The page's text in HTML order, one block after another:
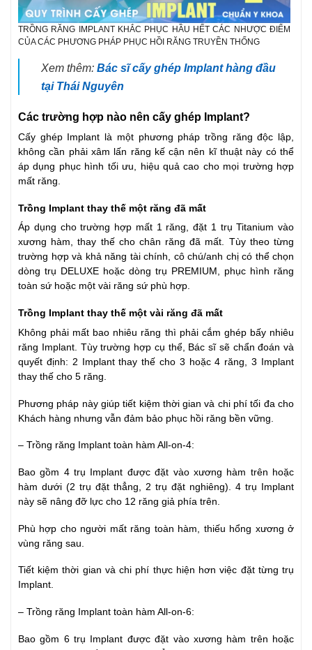
TRỒNG RĂNG IMPLANT KHẮC PHỤC HẦU HẾT CÁC NHƯỢC ĐIỂM
CỦA CÁC PHƯƠNG PHÁP PHỤC HỒI RĂNG TRUYỀN THỐNG
Xem thêm: Bác sĩ cấy ghép Implant hàng đầu
tại Thái Nguyên
Các trường hợp nào nên cấy ghép Implant?
Cấy ghép Implant là một phương pháp trồng răng độc lập,
không cần phải xâm lấn răng kế cận nên kĩ thuật này có thể
áp dụng phục hình tối ưu, hiệu quả cao cho mọi trường hợp
mất răng.
Trồng Implant thay thế một răng đã mất
Áp dụng cho trường hợp mất 1 răng, đặt 1 trụ Titanium vào
xương hàm, thay thế cho chân răng đã mất. Tùy theo từng
trường hợp và khả năng tài chính, cô chú/anh chị có thể chọn
dòng trụ DELUXE hoặc dòng trụ PREMIUM, phục hình răng
toàn sứ hoặc một vài răng sứ phù hợp.
Trồng Implant thay thế một vài răng đã mất
Không phải mất bao nhiêu răng thì phải cắm ghép bấy nhiêu
răng Implant. Tùy trường hợp cụ thể, Bác sĩ sẽ chẩn đoán và
quyết định: 2 Implant thay thế cho 3 hoặc 4 răng, 3 Implant
thay thế cho 5 răng.
Phương pháp này giúp tiết kiệm thời gian và chi phí tối đa cho
Khách hàng nhưng vẫn đảm bảo phục hồi răng bền vững.
– Trồng răng Implant toàn hàm All-on-4:
Bao gồm 4 trụ Implant được đặt vào xương hàm trên hoặc
hàm dưới (2 trụ đặt thẳng, 2 trụ đặt nghiêng). 4 trụ Implant
này sẽ nâng đỡ lực cho 12 răng giả phía trên.
Phù hợp cho người mất răng toàn hàm, thiếu hổng xương ở
vùng răng sau.
Tiết kiệm thời gian và chi phí thực hiện hơn việc đặt từng trụ
Implant.
– Trồng răng Implant toàn hàm All-on-6:
Bao gồm 6 trụ Implant được đặt vào xương hàm trên hoặc